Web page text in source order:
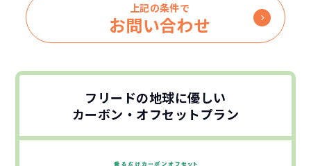
上記の条件で
お問い合わせ
フリードの地球に優しい
カーボン・オフセットプラン